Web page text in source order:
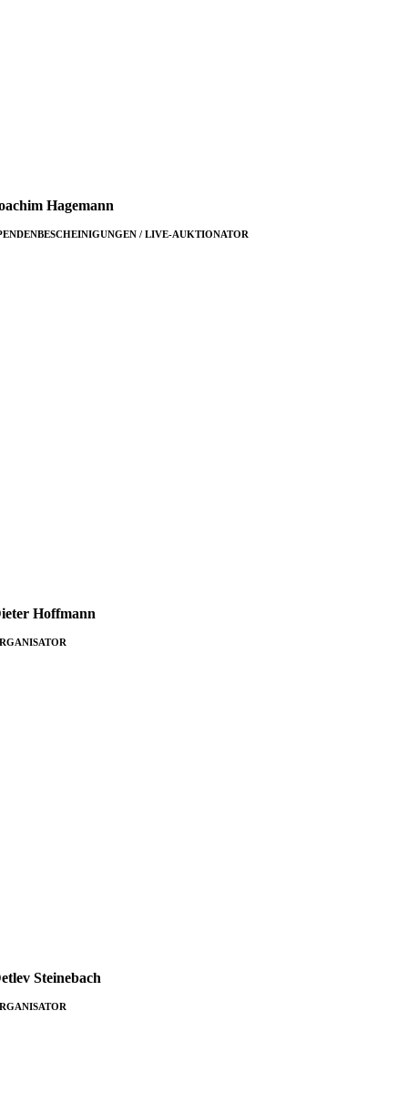
Hage­mann
/ LIVE-AUKTIONATOR
Hoff­mann
Steine­bach